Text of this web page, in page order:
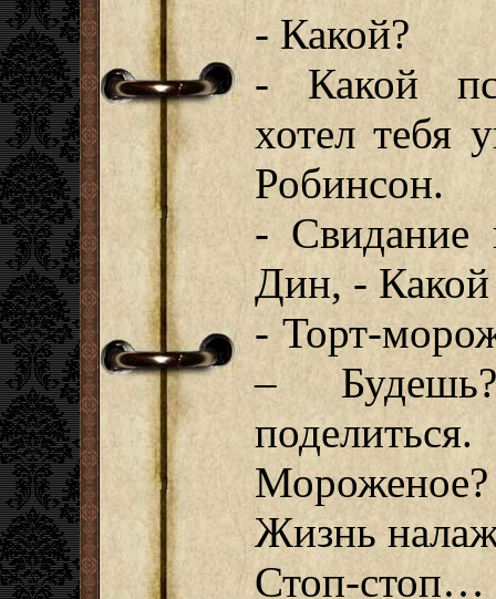
- Какой?
- Какой
хотел тебя
Робинсон.
- Свидание
Дин, - Какой
- Торт-
–
поделиться.
Мороженое?
Жизнь
Стоп-стоп…